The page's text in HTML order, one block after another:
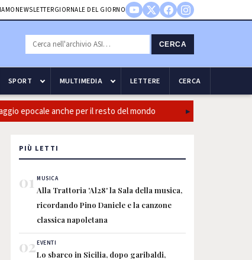
NEWSLETTERGIORNALE DEL GIORNO
CERCA
SPORT MULTIMEDIA LETTERE CERCA
anche per il resto del mondo Guccini: CasiniI,
PIÙ LETTI
01 MUSICA
Alla Trattoria 'Al28' la Sala della musica,
ricordando Pino Daniele e la canzone
classica napoletana
02EVENTI
Lo sbarco in Sicilia, dopo garibaldi,